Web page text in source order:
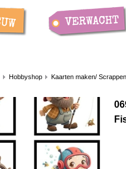
Hobbyshop Kaarten maken/